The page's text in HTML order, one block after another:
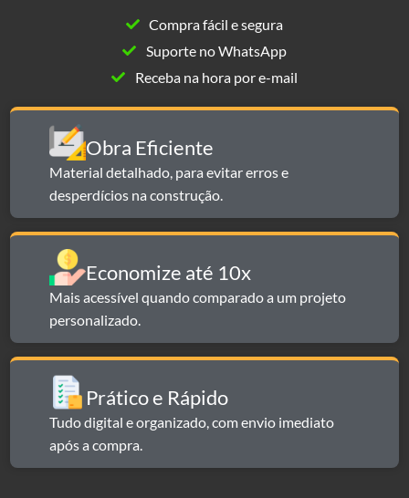
Compra fácil e segura
Suporte no WhatsApp
Receba na hora por e-mail
Obra Eficiente
Material detalhado, para evitar erros e
desperdícios na construção.
Economize até 10x​​
Mais acessível quando comparado a um projeto
personalizado.
Prático e Rápido​
Tudo digital e organizado, com envio imediato
após a compra.